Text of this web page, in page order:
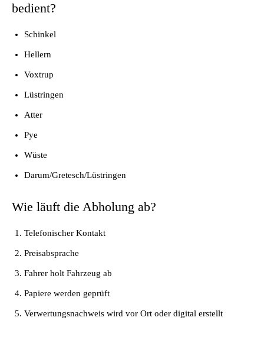
bedient?
Schinkel
Hellern
Voxtrup
Lüstringen
Atter
Pye
Wüste
Darum/Gretesch/Lüstringen
Wie läuft die Abholung ab?
Telefonischer Kontakt
Preisabsprache
Fahrer holt Fahrzeug ab
Papiere werden geprüft
Verwertungsnachweis wird vor Ort oder digital erstellt